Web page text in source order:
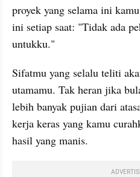
proyek yang selama ini
ini setiap saat: "Tidak ada
untukku."
Sifatmu yang selalu teliti
utamamu. Tak heran jika
lebih banyak pujian dari
kerja keras yang kamu
hasil yang manis.